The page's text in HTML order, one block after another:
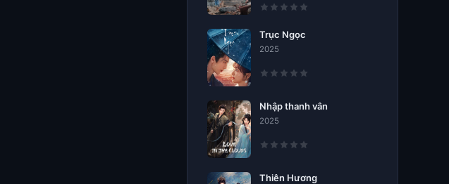
Trục Ngọc
2025
Nhập thanh vân
2025
Thiên Hương